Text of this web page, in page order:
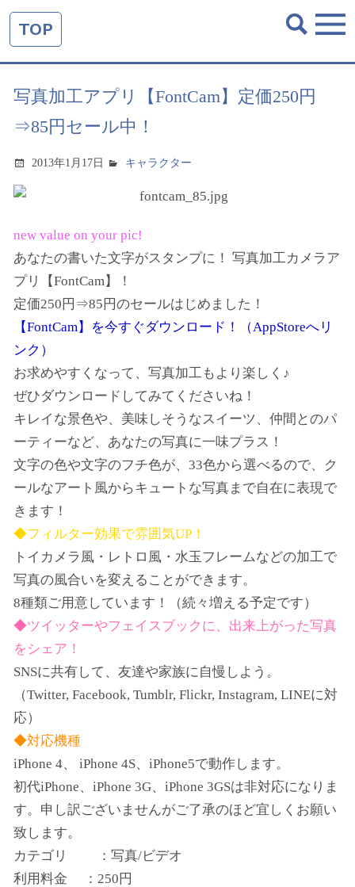
TOP
写真加工アプリ【FontCam】定価250円
⇒85円セール中！
2013年1月17日 キャラクター
new value on your pic!
あなたの書いた文字がスタンプに！ 写真加工カメラア
プリ【FontCam】！
定価250円⇒85円のセールはじめました！
【FontCam】を今すぐダウンロード！（AppStoreへリ
ンク）
お求めやすくなって、写真加工もより楽しく♪
ぜひダウンロードしてみてくださいね！
キレイな景色や、美味しそうなスイーツ、仲間とのパ
ーティーなど、あなたの写真に一味プラス！
文字の色や文字のフチ色が、33色から選べるので、ク
ールなアート風からキュートな写真まで自在に表現で
きます！
◆フィルター効果で雰囲気UP！
トイカメラ風・レトロ風・水玉フレームなどの加工で
写真の風合いを変えることができます。
8種類ご用意しています！（続々増える予定です）
◆ツイッターやフェイスブックに、出来上がった写真
をシェア！
SNSに共有して、友達や家族に自慢しよう。
（Twitter, Facebook, Tumblr, Flickr, Instagram, LINEに対
応）
◆対応機種
iPhone 4、 iPhone 4S、iPhone5で動作します。
初代iPhone、iPhone 3G、iPhone 3GSは非対応になりま
す。申し訳ございませんがご了承のほど宜しくお願い
致します。
カテゴリ ：写真/ビデオ
利用料金 ：250円